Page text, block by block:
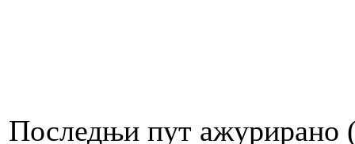
Последњи пут ажурирано